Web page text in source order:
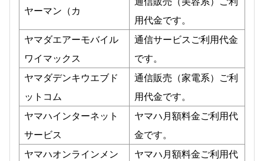
ヤーマン（カ
用代金です。
ヤマダエアーモバイル
ワイマックス
通信サービスご利用代金
です。
ヤマダデンキウエブド
ットコム
通信販売（家電系）ご利
用代金です。
ヤマハインターネット
サービス
ヤマハ月額料金ご利用代
金です。
ヤマハオンラインメン
ヤマハ月額料金ご利用代